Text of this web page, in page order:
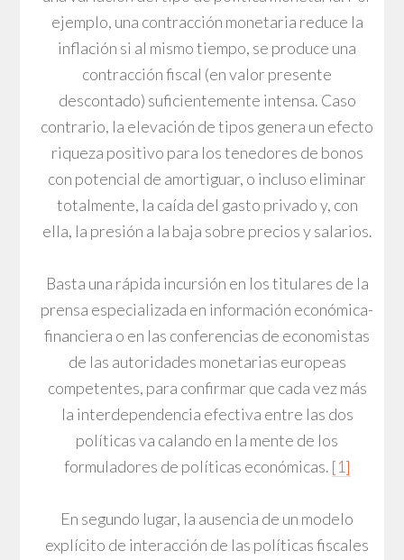
ejemplo, una contracción monetaria reduce la
inflación si al mismo tiempo, se produce una
contracción fiscal (en valor presente
descontado) suficientemente intensa. Caso
contrario, la elevación de tipos genera un efecto
riqueza positivo para los tenedores de bonos
con potencial de amortiguar, o incluso eliminar
totalmente, la caída del gasto privado y, con
ella, la presión a la baja sobre precios y salarios.
Basta una rápida incursión en los titulares de la
prensa especializada en información económica-
financiera o en las conferencias de economistas
de las autoridades monetarias europeas
competentes, para confirmar que cada vez más
la interdependencia efectiva entre las dos
políticas va calando en la mente de los
formuladores de políticas económicas. [1]
En segundo lugar, la ausencia de un modelo
explícito de interacción de las políticas fiscales